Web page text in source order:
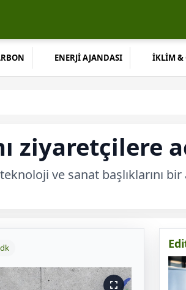
ENERJİ AJANDASI İKLİM &
ziyaretçilere
ve sanat başlıklarını